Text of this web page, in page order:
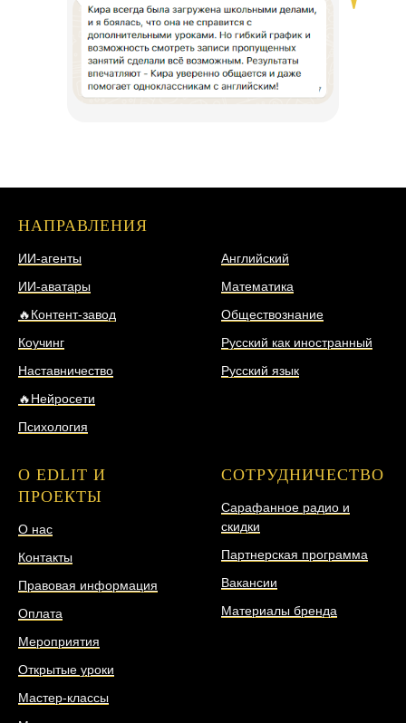
НАПРАВЛЕНИЯ
ИИ-агенты
ИИ-аватары
🔥Контент-завод
Коучинг
Наставничество
🔥Нейросети
Психология
Английский
Математика
Обществознание
Русский как иностранный
Русский язык
О EDLIT И
ПРОЕКТЫ
О нас
Контакты
Правовая информация
Оплата
Мероприятия
Открытые уроки
Мастер-классы
СОТРУДНИЧЕСТВО
Сарафанное радио и
скидки
Партнерская программа
Вакансии
Материалы бренда